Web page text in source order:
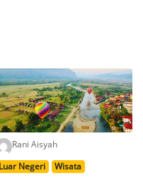
Rani Aisyah
Luar Negeri
Wisata